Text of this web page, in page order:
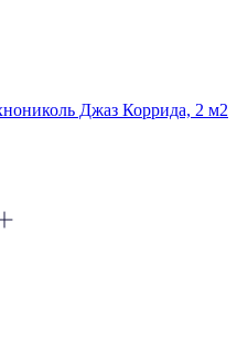
Джаз Коррида, 2 м2